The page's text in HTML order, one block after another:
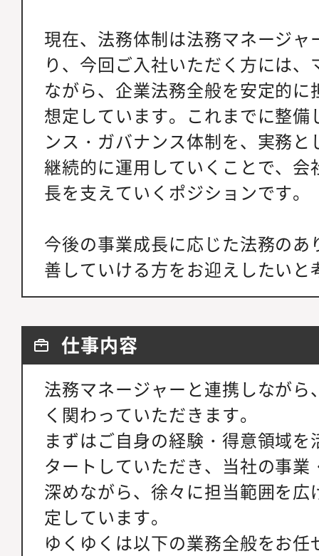
現在、法務体制は法務マネージ
り、今回ご入社いただく方には
ながら、企業法務全般を安定的
想定しています。これまでに整
ンス・ガバナンス体制を、実務
継続的に運用していくことで、
長を支えていくポジションです。
今後の事業成長に応じた法務の
善していける方をお迎えしたいと
仕事内容
法務マネージャーと連携しなが
く関わっていただきます。
まずはご自身の経験・得意領域
タートしていただき、当社の事
深めながら、徐々に担当範囲を
定しています。
ゆくゆくは以下の業務全般をお